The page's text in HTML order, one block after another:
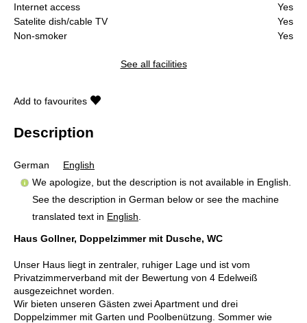
Internet access
Yes
Satelite dish/cable TV
Yes
Non-smoker
Yes
See all facilities
Add to favourites
Description
German
English
We apologize, but the description is not available in English.
See the description in German below or see the machine
translated text in English
Haus Gollner, Doppelzimmer mit Dusche, WC
Unser Haus liegt in zentraler, ruhiger Lage und ist vom
Privatzimmerverband mit der Bewertung von 4 Edelweiß
ausgezeichnet worden.
Wir bieten unseren Gästen zwei Apartment und drei
Doppelzimmer mit Garten und Poolbenützung. Sommer wie